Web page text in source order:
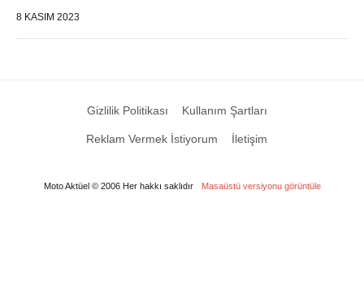
8 KASIM 2023
Gizlilik Politikası Kullanım Şartları
Reklam Vermek İstiyorum İletişim
Moto Aktüel © 2006 Her hakkı saklıdır Masaüstü versiyonu görüntüle